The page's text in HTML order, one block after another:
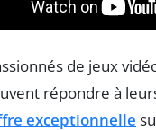
de jeux
répondre à
exceptionnelle